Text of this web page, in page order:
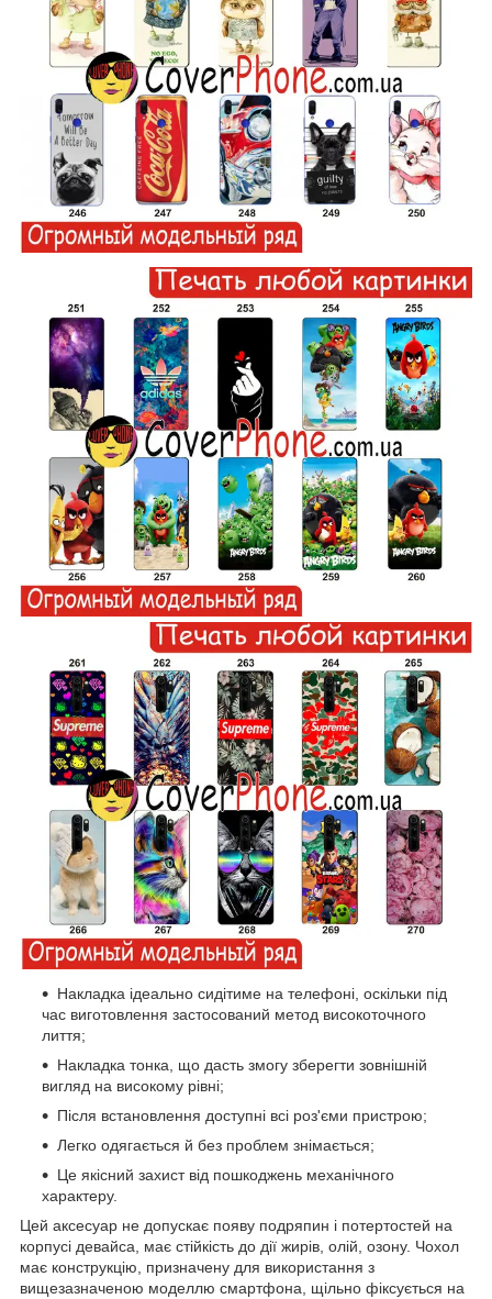
Накладка ідеально сидітиме на телефоні, оскільки під
час виготовлення застосований метод високоточного
лиття;
Накладка тонка, що дасть змогу зберегти зовнішній
вигляд на високому рівні;
Після встановлення доступні всі роз'єми пристрою;
Легко одягається й без проблем знімається;
Це якісний захист від пошкоджень механічного
характеру.
Цей аксесуар не допускає появу подряпин і потертостей на
корпусі девайса, має стійкість до дії жирів, олій, озону. Чохол
має конструкцію, призначену для використання з
вищезазначеною моделлю смартфона, щільно фіксується на